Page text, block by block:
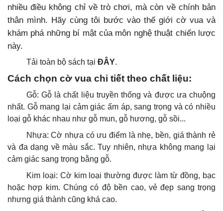
nhiều điều không chỉ về trò chơi, mà còn về chính bản
thân mình. Hãy cùng tôi bước vào thế giới cờ vua và
khám phá những bí mật của môn nghệ thuật chiến lược
này.
Tải toàn bộ sách tại ĐÂY.
Cách chọn cờ vua chi tiết theo chất liệu:
Gỗ: Gỗ là chất liệu truyền thống và được ưa chuộng
nhất. Gỗ mang lại cảm giác ấm áp, sang trọng và có nhiều
loại gỗ khác nhau như gỗ mun, gỗ hương, gỗ sồi...
Nhựa: Cờ nhựa có ưu điểm là nhẹ, bền, giá thành rẻ
và đa dạng về màu sắc. Tuy nhiên, nhựa không mang lại
cảm giác sang trọng bằng gỗ.
Kim loại: Cờ kim loại thường được làm từ đồng, bạc
hoặc hợp kim. Chúng có độ bền cao, vẻ đẹp sang trọng
nhưng giá thành cũng khá cao.